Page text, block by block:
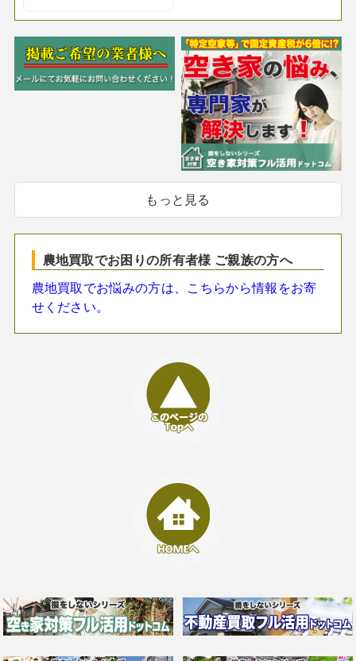
もっと見る
農地買取でお困りの所有者様 ご親族の方へ
農地買取でお悩みの方は、こちらから情報をお寄
せください。